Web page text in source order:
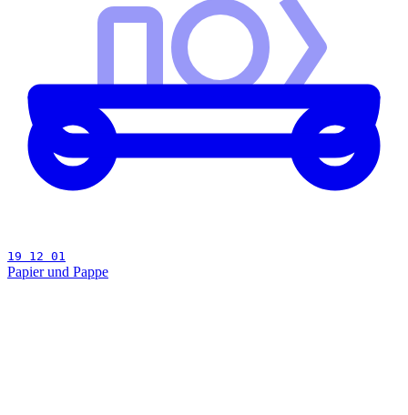
19 12 01
Papier und Pappe